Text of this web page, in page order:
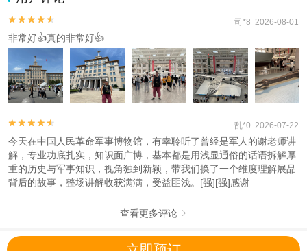
一：自由行套餐：无需集合,上午场9点-12点，下午场12-16点，随时
刷身份证入馆,自行参观,电子讲解激活码会在出行日发送至预留手机
号码
二：研学人工讲解套餐：需要集合,人工导游现场讲解2.5小时,不含耳
麦，具体集合时间以及集合地点,以导游通知为准
三：节假日出票成功率在百分之98以上,极小概率没能成功出票支持
全额退款及无损改期
四：入馆需携带好身份证件,儿童没有身份证的需携带好户口本,否则
产品说明
一：自由行套餐：无需集合,上午场9点-12点，下午场12-16点，随时
刷身份证入馆,自行参观,电子讲解激活码会在出行日发送至预留手机
号码
二：研学人工讲解套餐：需要集合,人工导游现场讲解2.5小时,不含耳
麦，具体集合时间以及集合地点,以导游通知为准
全额退款及无损改期
2.为普及旅游安全知识及旅游文明公约，使您的旅程顺利圆满完成，
特制定《去哪儿网旅游安全手册》 ，请您认真阅读并切实遵守。

 司*8 2026-08-01
非常好👍真的非常好👍

 乱*0 2026-07-22
今天在中国人民革命军事博物馆，有幸聆听了曾经是军人的谢老师讲
解，专业功底扎实，知识面广博，基本都是用浅显通俗的话语拆解厚
重的历史与军事知识，视角独到新颖，带我们换了一个维度理解展品
背后的故事，整场讲解收获满满，受益匪浅。[强][强]感谢
查看更多评论 